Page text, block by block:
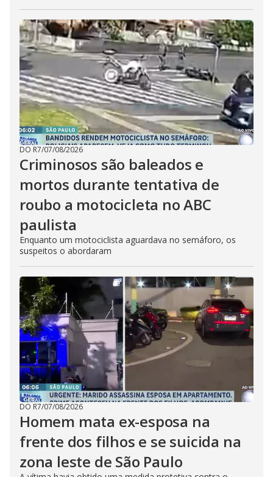
DO R7/07/08/2026
Criminosos são baleados e
mortos durante tentativa de
roubo a motocicleta no ABC
paulista
Enquanto um motociclista aguardava no semáforo, os
suspeitos o abordaram
DO R7/07/08/2026
Homem mata ex-esposa na
frente dos filhos e se suicida na
zona leste de São Paulo